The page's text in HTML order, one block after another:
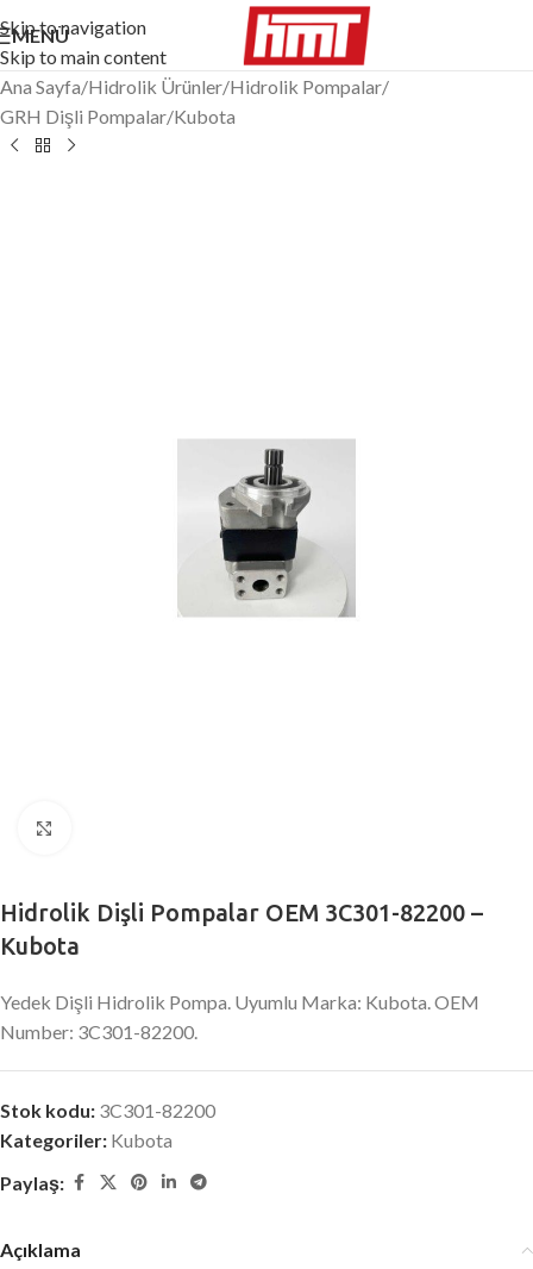
Skip to navigation
Skip to main content
MENÜ
Ana Sayfa/Hidrolik Ürünler/Hidrolik Pompalar/
GRH Dişli Pompalar/Kubota
Hidrolik Dişli Pompalar OEM 3C301-82200 –
Kubota
Yedek Dişli Hidrolik Pompa. Uyumlu Marka: Kubota. OEM
Number: 3C301-82200.
Stok kodu: 3C301-82200
Kategoriler: Kubota
Paylaş:
Açıklama